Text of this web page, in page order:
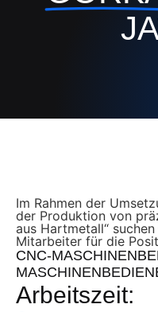
Im Rahmen der
der Produktion von
aus Hartmetall“
Mitarbeiter für die
CNC-
Arbeitszeit: